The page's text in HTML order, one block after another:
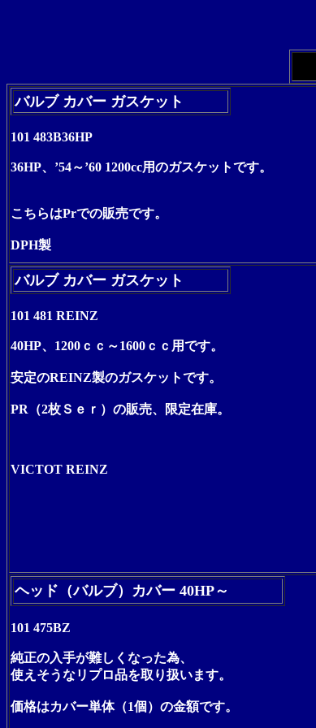
バルブ カバー ガスケット
101 483B36HP
36HP、’54～’60 1200cc用のガスケットです。
こちらはPrでの販売です。
DPH製
バルブ カバー ガスケット
101 481 REINZ
40HP、1200ｃｃ～1600ｃｃ用です。
安定のREINZ製のガスケットです。
PR（2枚Ｓｅｒ）の販売、限定在庫。
VICTOT REINZ
ヘッド（バルブ）カバー 40HP～
101 475BZ
純正の入手が難しくなった為、
使えそうなリプロ品を取り扱います。
価格はカバー単体（1個）の金額です。